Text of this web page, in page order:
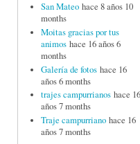
San Mateo hace 8 años 10
months
Moitas gracias por tus
animos hace 16 años 6
months
Galería de fotos hace 16
años 6 months
trajes campurrianos hace 16
años 7 months
Traje campurriano hace 16
años 7 months